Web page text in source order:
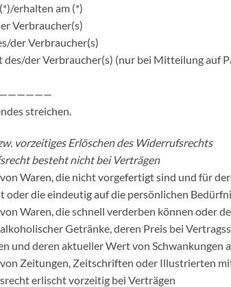
erhalten am (*)
Verbraucher(s)
der Verbraucher(s)
der Verbraucher(s) (nur bei Mitteilung auf
streichen.
vorzeitiges Erlöschen des Widerrufsrechts
besteht nicht bei Verträgen
Waren, die nicht vorgefertigt sind und für
oder die eindeutig auf die persönlichen
Waren, die schnell verderben können oder
Getränke, deren Preis bei
und deren aktueller Wert von
Zeitungen, Zeitschriften oder Illustrierten
erlischt vorzeitig bei Verträgen